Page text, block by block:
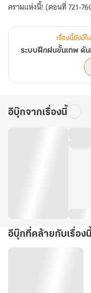
ครามแห่งนี้! (ตอนที่ 721-
เรื่องนี้ยังมี
อีบุ๊กจากเรื่องนี้
อีบุ๊กที่คล้ายกับเรื่องนี้